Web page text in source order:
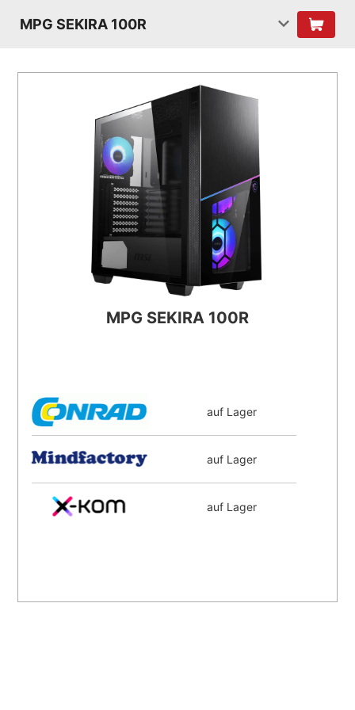
MPG SEKIRA 100R
MPG SEKIRA 100R
auf Lager
auf Lager
auf Lager